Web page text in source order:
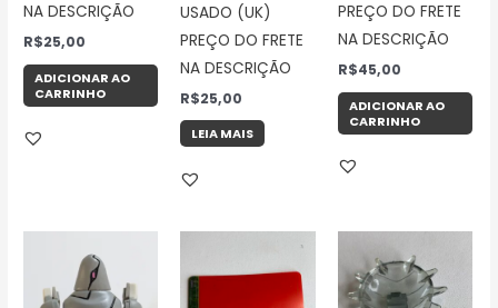
NA DESCRIÇÃO
R$25,00
ADICIONAR AO
CARRINHO
USADO (UK)
PREÇO DO FRETE
NA DESCRIÇÃO
R$25,00
LEIA MAIS
PREÇO DO FRETE
NA DESCRIÇÃO
R$45,00
ADICIONAR AO
CARRINHO